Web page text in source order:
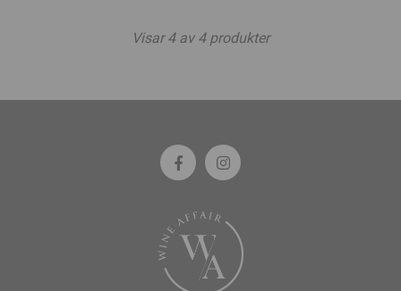
Visar4av 4produkter